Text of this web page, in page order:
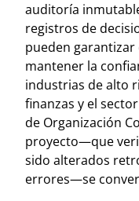
auditoría
registros de
pueden
mantener la
industrias de alto
finanzas y el
de Organización
proyecto—que
sido alterados
errores—se